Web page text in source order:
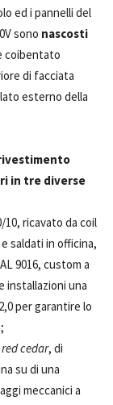
ed i pannelli del
sono nascosti
coibentato
di facciata
esterno della
in tre diverse
10, ricavato da coil
saldati in officina,
9016, custom a
installazioni una
per garantire lo
cedar, di
su di una
meccanici a